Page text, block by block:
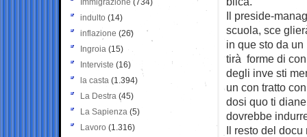
Il preside-
scuola, sce
in que ­sto da
tirà forme di
degli inve ­sti
un con ­tratto
dosi quo ­ti
dovrebbe
Il resto del docu
Immigrazione (734)
indulto (14)
inflazione (26)
Ingroia (15)
Interviste (16)
la casta (1.394)
La Destra (45)
La Sapienza (5)
Lavoro (1.316)